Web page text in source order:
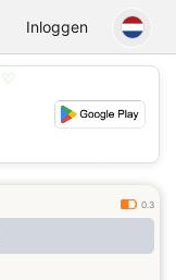
Inloggen
💕
0.3